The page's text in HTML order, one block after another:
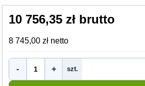
10 756,35 zł brutto
8 745,00 zł netto
- + szt.